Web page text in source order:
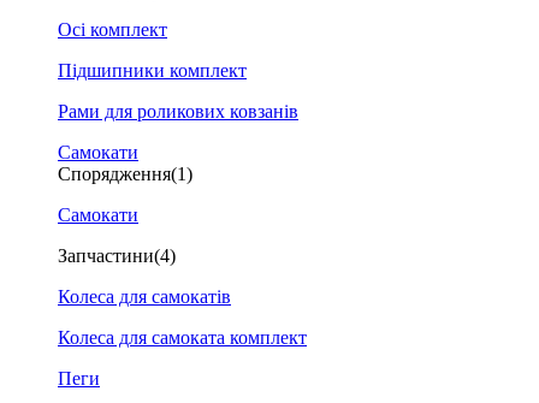
Осі комплект
Підшипники комплект
Рами для роликових ковзанів
Самокати
Спорядження(1)
Самокати
Запчастини(4)
Колеса для самокатів
Колеса для самоката комплект
Пеги